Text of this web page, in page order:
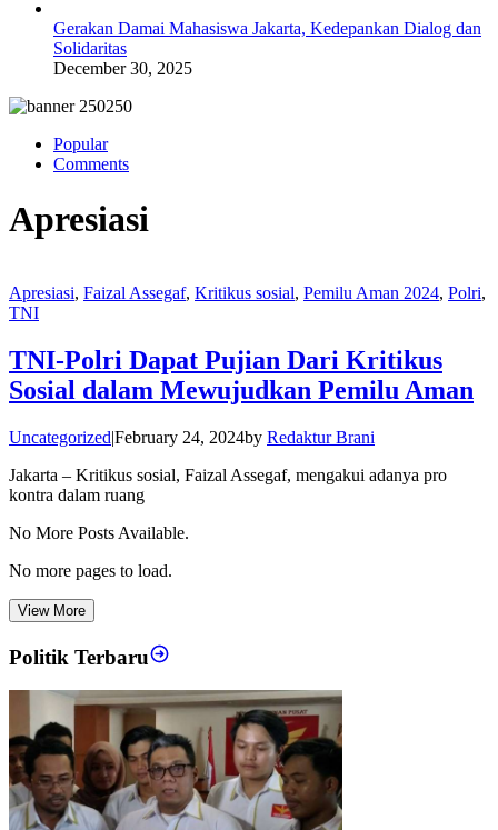
Gerakan Damai Mahasiswa Jakarta, Kedepankan Dialog dan
Solidaritas
December 30, 2025
Popular
Comments
Apresiasi
Apresiasi, Faizal Assegaf, Kritikus sosial, Pemilu Aman 2024, Polri,
TNI
TNI-Polri Dapat Pujian Dari Kritikus
Sosial dalam Mewujudkan Pemilu Aman
Uncategorized|February 24, 2024by Redaktur Brani
Jakarta – Kritikus sosial, Faizal Assegaf, mengakui adanya pro
kontra dalam ruang
No More Posts Available.
No more pages to load.
View More
Politik Terbaru